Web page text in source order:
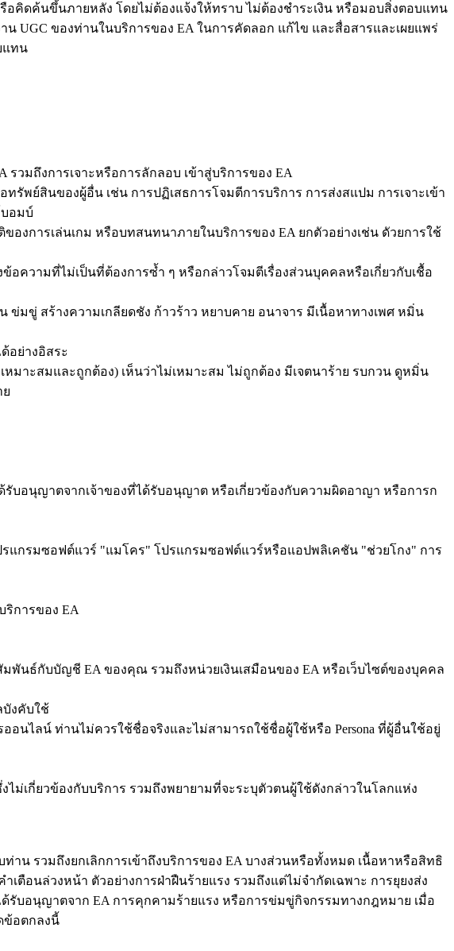
คิดค้นขึ้นภายหลัง โดยไม่ต้องแจ้งให้ทราบ ไม่ต้องชำระเงิน หรือมอบสิ่งตอบแทน
ของท่านในบริการของ EA ในการคัดลอก แก้ไข และสื่อสารและเผยแพร่
แทน
วมถึงการเจาะหรือการลักลอบ เข้าสู่บริการของ EA
พย์สินของผู้อื่น เช่น การปฏิเสธการโจมตีการบริการ การส่งสแปม การเจาะเข้า
อมบ์
การเล่นเกม หรือบทสนทนาภายในบริการของ EA ยกตัวอย่างเช่น ดัวยการใช้
ความที่ไม่เป็นที่ต้องการซ้ำ ๆ หรือกล่าวโจมตีเรื่องส่วนบุคคลหรือเกี่ยวกับเชื้อ
มขู่ สร้างความเกลียดชัง ก้าวร้าว หยาบคาย อนาจาร มีเนื้อหาทางเพศ หมิ่น
อย่างอิสระ
มาะสมและถูกต้อง) เห็นว่าไม่เหมาะสม ไม่ถูกต้อง มีเจตนาร้าย รบกวน ดูหมิ่น
รับอนุญาตจากเจ้าของที่ได้รับอนุญาต หรือเกี่ยวข้องกับความผิดอาญา หรือการก
กรมซอฟต์แวร์ "แมโคร" โปรแกรมซอฟต์แวร์หรือแอปพลิเคชัน "ช่วยโกง" การ
การของ EA
พันธ์กับบัญชี EA ของคุณ รวมถึงหน่วยเงินเสมือนของ EA หรือเว็บไซต์ของบุคคล
งคับใช้
อนไลน์ ท่านไม่ควรใช้ชื่อจริงและไม่สามารถใช้ชื่อผู้ใช้หรือ Persona ที่ผู้อื่นใช้อยู่
ไม่เกี่ยวข้องกับบริการ รวมถึงพยายามที่จะระบุตัวตนผู้ใช้ดังกล่าวในโลกแห่ง
น รวมถึงยกเลิกการเข้าถึงบริการของ EA บางส่วนหรือทั้งหมด เนื้อหาหรือสิทธิ
อนล่วงหน้า ตัวอย่างการฝ่าฝืนร้ายแรง รวมถึงแต่ไม่จำกัดเฉพาะ การยุยงส่ง
บอนุญาตจาก EA การคุกคามร้ายแรง หรือการข่มขู่กิจกรรมทางกฎหมาย เมื่อ
ข้อตกลงนี้